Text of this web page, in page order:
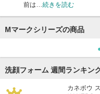
前は… 続きを読む
Mマークシリーズの商品
洗顔フォーム 週間ランキン
カネボウ